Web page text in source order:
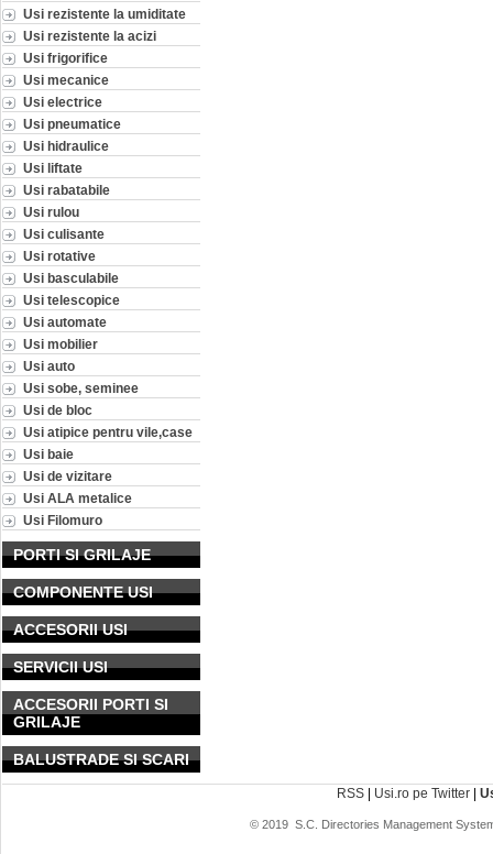
Usi rezistente la umiditate
Usi rezistente la acizi
Usi frigorifice
Usi mecanice
Usi electrice
Usi pneumatice
Usi hidraulice
Usi liftate
Usi rabatabile
Usi rulou
Usi culisante
Usi rotative
Usi basculabile
Usi telescopice
Usi automate
Usi mobilier
Usi auto
Usi sobe, seminee
Usi de bloc
Usi atipice pentru vile,case
Usi baie
Usi de vizitare
Usi ALA metalice
Usi Filomuro
PORTI SI GRILAJE
COMPONENTE USI
ACCESORII USI
SERVICII USI
ACCESORII PORTI SI
GRILAJE
BALUSTRADE SI SCARI
RSS | Usi.ro pe Twitter |
© 2019 S.C. Directories Management